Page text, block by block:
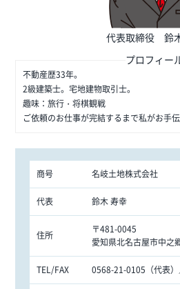
代表取締役 鈴
プロフィー
不動産歴33年。
2級建築士。宅地建物取引士。
趣味：旅行・将棋観戦
ご依頼のお仕事が完結するまで私がお手伝
商号 名岐土地株式会社
代表 鈴木 寿幸
住所
〒481-0045
愛知県北名古屋市中之
TEL/FAX 0568-21-0105（代表